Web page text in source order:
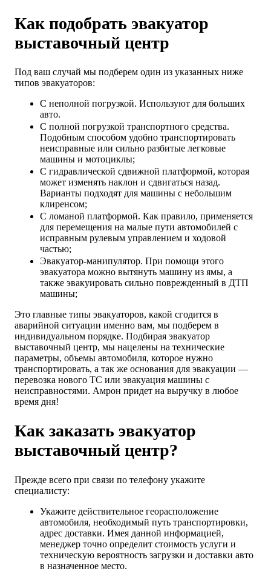
Как подобрать эвакуатор
выставочный центр
Под ваш случай мы подберем один из указанных ниже
типов эвакуаторов:
С неполной погрузкой. Используют для больших
авто.
С полной погрузкой транспортного средства.
Подобным способом удобно транспортировать
неисправные или сильно разбитые легковые
машины и мотоциклы;
С гидравлической сдвижной платформой, которая
может изменять наклон и сдвигаться назад.
Варианты подходят для машины с небольшим
клиренсом;
С ломаной платформой. Как правило, применяется
для перемещения на малые пути автомобилей с
исправным рулевым управлением и ходовой
частью;
Эвакуатор-манипулятор. При помощи этого
эвакуатора можно вытянуть машину из ямы, а
также эвакуировать сильно поврежденный в ДТП
машины;
Это главные типы эвакуаторов, какой сгодится в
аварийной ситуации именно вам, мы подберем в
индивидуальном порядке. Подбирая эвакуатор
выставочный центр, мы нацелены на технические
параметры, объемы автомобиля, которое нужно
транспортировать, а так же основания для эвакуации —
перевозка нового ТС или эвакуация машины с
неисправностями. Амрон придет на выручку в любое
время дня!
Как заказать эвакуатор
выставочный центр?
Прежде всего при связи по телефону укажите
специалисту:
Укажите действительное георасположение
автомобиля, необходимый путь транспортировки,
адрес доставки. Имея данной информацией,
менеджер точно определит стоимость услуги и
техническую вероятность загрузки и доставки авто
в назначенное место.